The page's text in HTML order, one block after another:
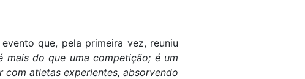
que, pela primeira vez, reuniu
mais do que uma competição; é um
atletas experientes, absorvendo